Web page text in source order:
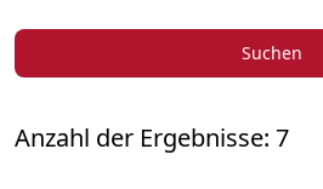
Suchen
Anzahl der Ergebnisse: 7